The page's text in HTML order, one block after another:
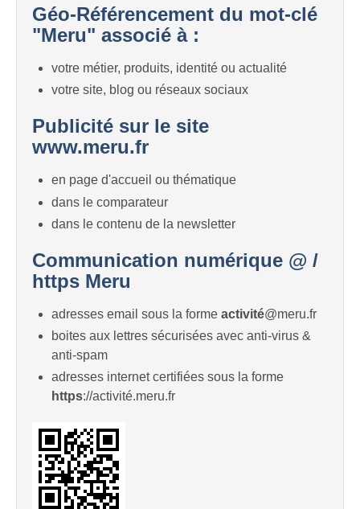
Géo-Référencement du mot-clé
"Meru" associé à :
votre métier, produits, identité ou actualité
votre site, blog ou réseaux sociaux
Publicité sur le site
www.meru.fr
en page d'accueil ou thématique
dans le comparateur
dans le contenu de la newsletter
Communication numérique @ /
https Meru
adresses email sous la forme activité@meru.fr
boites aux lettres sécurisées avec anti-virus &
anti-spam
adresses internet certifiées sous la forme
https://activité.meru.fr